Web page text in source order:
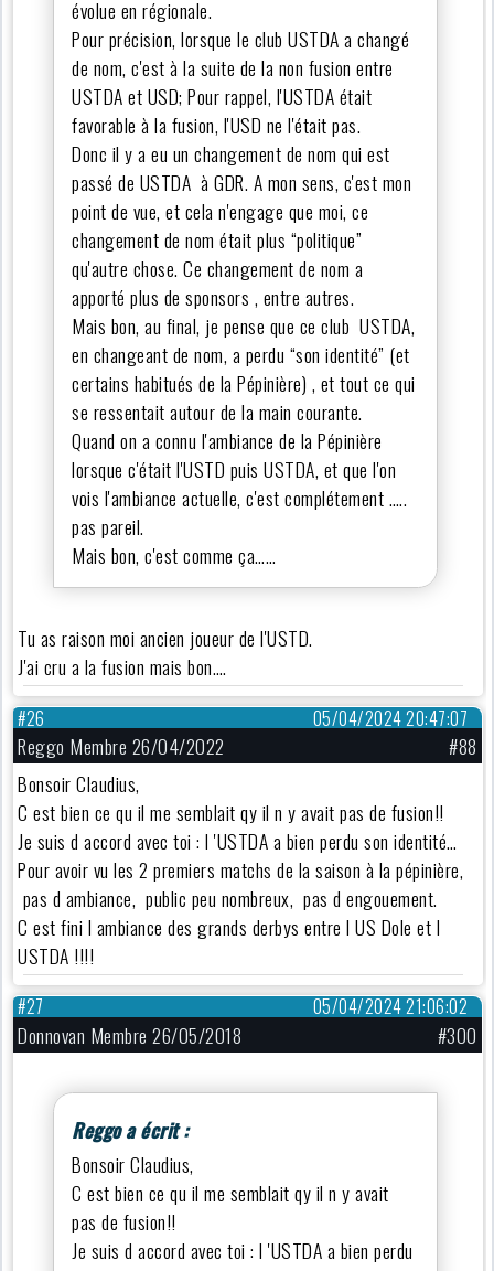
évolue en régionale.
Pour précision, lorsque le club USTDA a changé
de nom, c'est à la suite de la non fusion entre
USTDA et USD; Pour rappel, l'USTDA était
favorable à la fusion, l'USD ne l'était pas.
Donc il y a eu un changement de nom qui est
passé de USTDA à GDR. A mon sens, c'est mon
point de vue, et cela n'engage que moi, ce
changement de nom était plus “politique”
qu'autre chose. Ce changement de nom a
apporté plus de sponsors , entre autres.
Mais bon, au final, je pense que ce club USTDA,
en changeant de nom, a perdu “son identité” (et
certains habitués de la Pépinière) , et tout ce qui
se ressentait autour de la main courante.
Quand on a connu l'ambiance de la Pépinière
lorsque c'était l'USTD puis USTDA, et que l'on
vois l'ambiance actuelle, c'est complétement …..
pas pareil.
Mais bon, c'est comme ça……
Tu as raison moi ancien joueur de l'USTD.
J'ai cru a la fusion mais bon….
05/04/2024 20:47:07
#26
Reggo Membre 26/04/2022
#88
Bonsoir Claudius,
C est bien ce qu il me semblait qy il n y avait pas de fusion!!
Je suis d accord avec toi : l 'USTDA a bien perdu son identité…
Pour avoir vu les 2 premiers matchs de la saison à la pépinière,
pas d ambiance, public peu nombreux, pas d engouement.
C est fini l ambiance des grands derbys entre l US Dole et l
USTDA !!!!
05/04/2024 21:06:02
#27
Donnovan Membre 26/05/2018 #300
Reggo a écrit :
Bonsoir Claudius,
C est bien ce qu il me semblait qy il n y avait
pas de fusion!!
Je suis d accord avec toi : l 'USTDA a bien perdu